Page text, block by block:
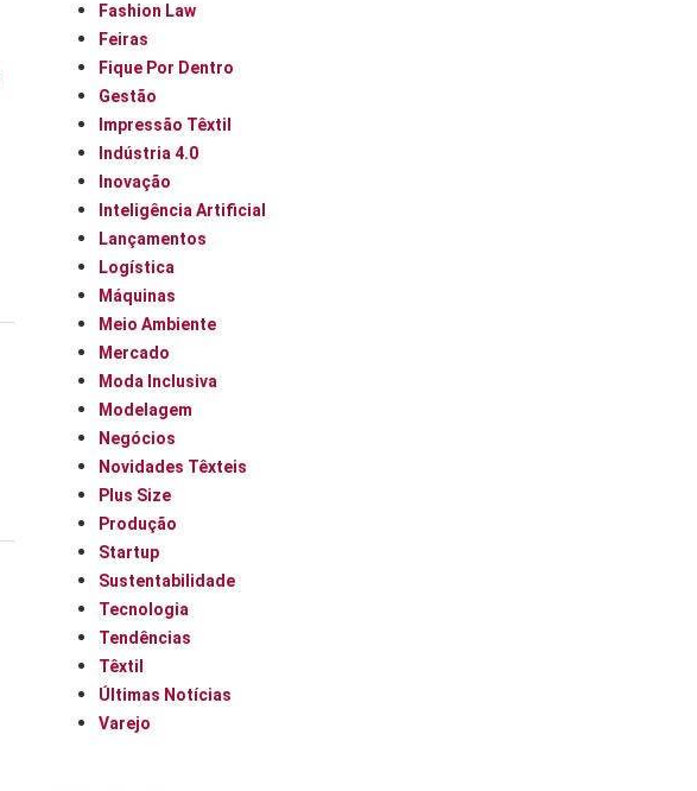
Fashion Law
Feiras
Fique Por Dentro
Gestão
Impressão Têxtil
Indústria 4.0
Inovação
Inteligência Artificial
Lançamentos
Logística
Máquinas
Meio Ambiente
Mercado
Moda Inclusiva
Modelagem
Negócios
Novidades Têxteis
Plus Size
Produção
Startup
Sustentabilidade
Tecnologia
Tendências
Têxtil
Últimas Notícias
Varejo